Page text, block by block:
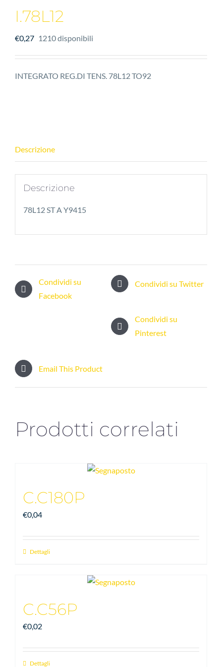
I.78L12
€0,27 1210 disponibili
INTEGRATO REG.DI TENS. 78L12 TO92
Descrizione
Descrizione
78L12 ST A Y9415
Condividi su
Facebook
Condividi su Twitter
Condividi su
Pinterest
Email This Product
Prodotti correlati
C.C180P
€0,04
Dettagli
C.C56P
€0,02
Dettagli